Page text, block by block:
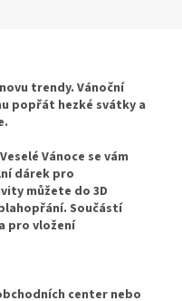
trendy. Vánoční
popřát hezké svátky a
Vánoce se vám
dárek pro
můžete do 3D
Součástí
pro vložení
center nebo